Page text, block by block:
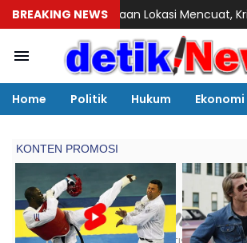
BREAKING NEWS
Lokasi Mencuat, Krimsus Polda Riau
Home Politik Hukum Ekonomi